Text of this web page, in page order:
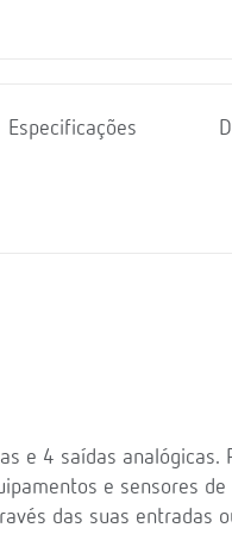
Especificações
e 4 saídas
e sensores
das suas entradas